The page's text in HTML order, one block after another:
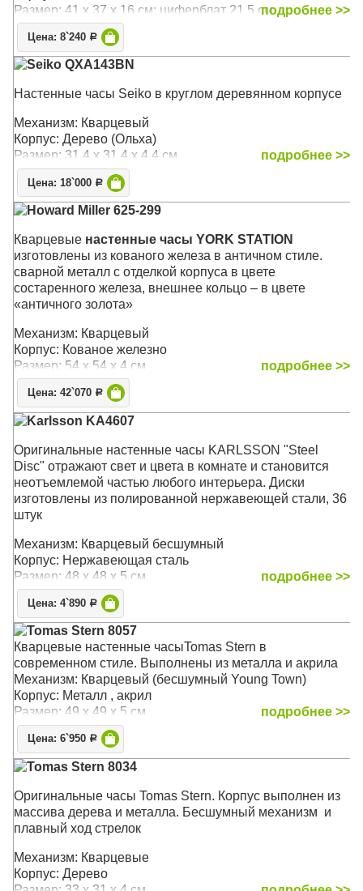
Размер: 41 x 37 x 16 см; циферблат 21,5 см.подробнее >>
Цена: 8`240 Р
Seiko QXA143BN
Настенные часы Seiko в круглом деревянном корпусе
Механизм: Кварцевый
Корпус: Дерево (Ольха)
Размер: 31,4 х 31,4 х 4,4 см
подробнее >>
Цена: 18`000 Р
Howard Miller 625-299
Кварцевые настенные часы YORK STATION
изготовлены из кованого железа в античном стиле.
сварной металл с отделкой корпуса в цвете
состаренного железа, внешнее кольцо – в цвете
«античного золота»
Механизм: Кварцевый
Корпус: Кованое железно
Размер: 54 x 54 х 4 см
подробнее >>
Цена: 42`070 Р
Karlsson KA4607
Оригинальные настенные часы KARLSSON "Steel
Disc" отражают свет и цвета в комнате и становится
неотъемлемой частью любого интерьера. Диски
изготовлены из полированной нержавеющей стали, 36
штук
Механизм: Кварцевый бесшумный
Корпус: Нержавеющая сталь
Размер: 48 х 48 х 5 см
подробнее >>
Цена: 4`890 Р
Tomas Stern 8057
Кварцевые настенные часыTomas Stern в
современном стиле. Выполнены из металла и акрила
Механизм: Кварцевый (бесшумный Young Town)
Корпус: Металл , акрил
Размер: 49 x 49 x 5 см
подробнее >>
Цена: 6`950 Р
Tomas Stern 8034
Оригинальные часы Tomas Stern. Корпус выполнен из
массива дерева и металла. Бесшумный механизм и
плавный ход стрелок
Механизм: Кварцевые
Корпус: Дерево